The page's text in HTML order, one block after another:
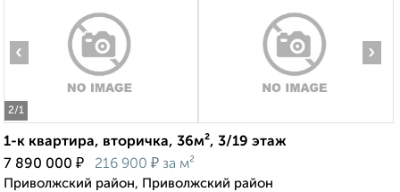
2/1
‹ ›
1-к квартира, вторичка, 36м², 3/19 этаж
7 890 000 ₽ 216 900 ₽ за м²
Приволжский район, Приволжский район